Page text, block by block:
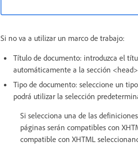
Si no va a utilizar un marco de trabajo:
Título de documento: introduzca el
automáticamente a la sección
Tipo de documento: seleccione un
podrá utilizar la selección
Si selecciona una de las
páginas serán compatibles con
compatible con XHTML